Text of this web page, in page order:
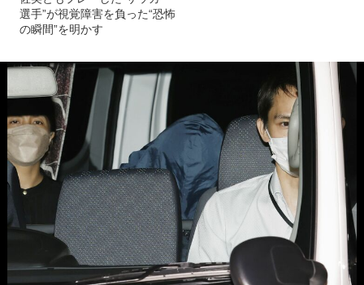
選手”が視覚障害を負った“恐怖
の瞬間”を明かす